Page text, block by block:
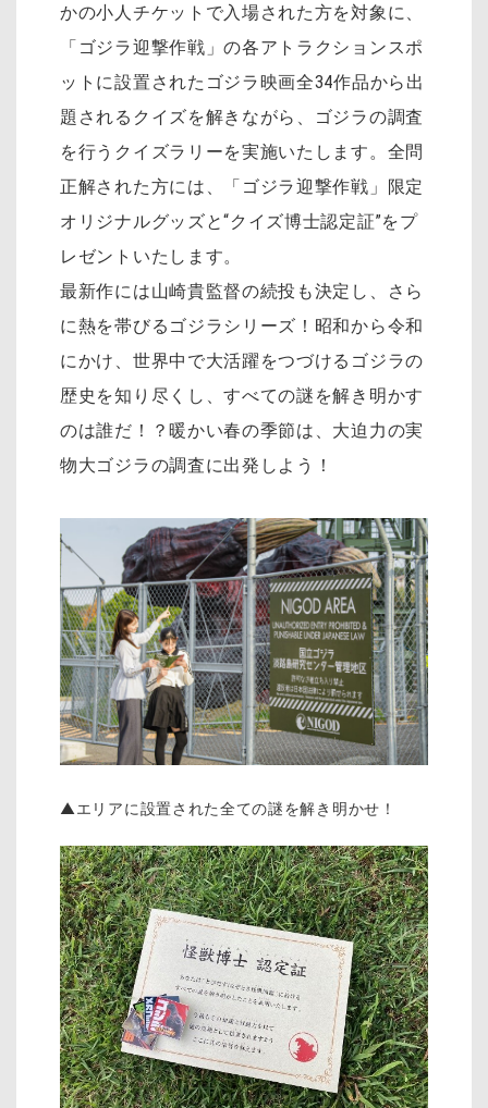
かの小人チケットで入場された方を対象に、
「ゴジラ迎撃作戦」の各アトラクションスポ
ットに設置されたゴジラ映画全34作品から出
題されるクイズを解きながら、ゴジラの調査
を行うクイズラリーを実施いたします。全問
正解された方には、「ゴジラ迎撃作戦」限定
オリジナルグッズと“クイズ博士認定証”をプ
レゼントいたします。
最新作には山崎貴監督の続投も決定し、さら
に熱を帯びるゴジラシリーズ！昭和から令和
にかけ、世界中で大活躍をつづけるゴジラの
歴史を知り尽くし、すべての謎を解き明かす
のは誰だ！？暖かい春の季節は、大迫力の実
物大ゴジラの調査に出発しよう！
▲エリアに設置された全ての謎を解き明かせ！